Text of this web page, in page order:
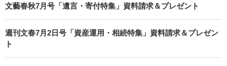
文藝春秋7月号「遺言・寄付特集」資料請求＆プレゼント
週刊文春7月2日号「資産運用・相続特集」資料請求＆プレゼン
ト